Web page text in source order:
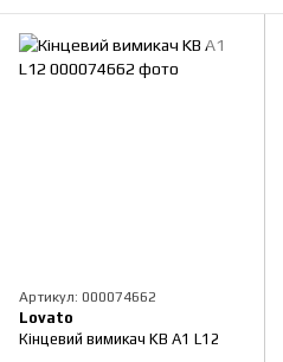
Артикул: 000074662
Lovato
Кінцевий вимикач KB A1 L12